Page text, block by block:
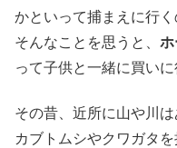
かといって捕まえに行く
そんなことを思うと、 ホ
って子供と一緒に買いに
その昔、近所に山や川
カブトムシやクワガタ